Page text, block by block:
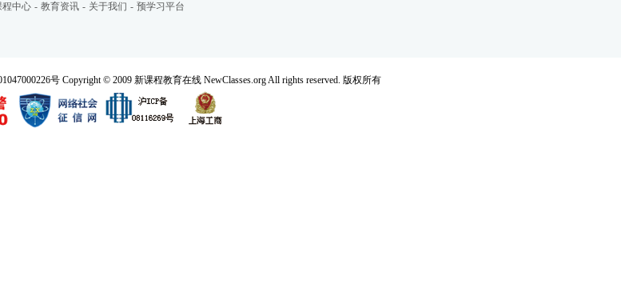
程中心 - 教育资讯 - 关于我们 - 预学习平台
号 Copyright © 2009 新课程教育在线 NewClasses.org All rights reserved. 版权所有